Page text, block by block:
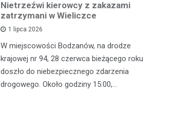
Nietrzeźwi kierowcy z zakazami
zatrzymani w Wieliczce
1 lipca 2026
W miejscowości Bodzanów, na drodze
krajowej nr 94, 28 czerwca bieżącego roku
doszło do niebezpiecznego zdarzenia
drogowego. Około godziny 15:00,…